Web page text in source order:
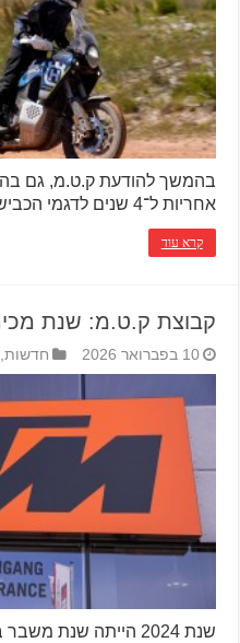
בהמשך להודעת ק.ט.מ, גם
אחריות ל־4 שנים לדגמי הכביש ואדוונצ'ר משנת 2025
קרא עוד
קבוצת ק.ט.מ: שנת
10 בפברואר 2026 חדשות,
שנת 2024 הייתה שנת